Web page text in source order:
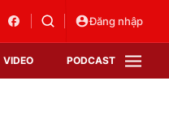
Đăng nhập
VIDEO PODCAST